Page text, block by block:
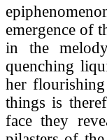
emergence of
in the
quenching
her
things is
face they